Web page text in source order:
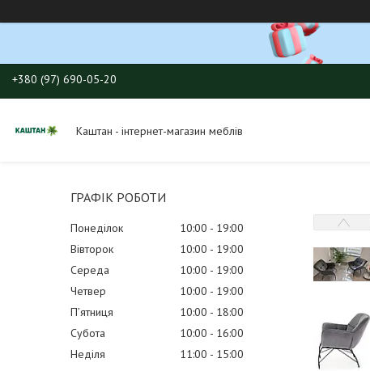
+380 (97) 690-05-20
Каштан - інтернет-магазин меблів
ГРАФІК РОБОТИ
Понеділок 10:00
19:00
Вівторок
10:00
19:00
Середа
10:00
19:00
Четвер
10:00
19:00
Пʼятниця
10:00
18:00
Субота
10:00
16:00
Неділя
11:00 15:00